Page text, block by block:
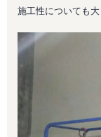
施工性についても大